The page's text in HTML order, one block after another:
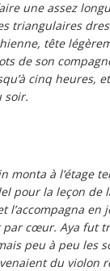
une assez
triangulaires
tête
de son
cinq heures,
soir.
à l’étage
pour la leçon de
l’accompagna en
par cœur. Aya fut
peu à peu les
du violon